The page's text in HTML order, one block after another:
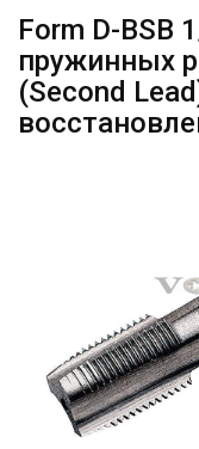
Form D-BSB
пружинных
(Second